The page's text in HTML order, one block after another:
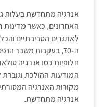
אנרגיה מתחדשת בעלות
האחרונים, כאשר מדינות
לאתגרים הסביבתיים
ה-70, בעקבות משבר
חלופיות כמו אנרגיה
המודעות ההולכת וגוברת
מקורות האנרגיה
אנרגיה מתחדשת.